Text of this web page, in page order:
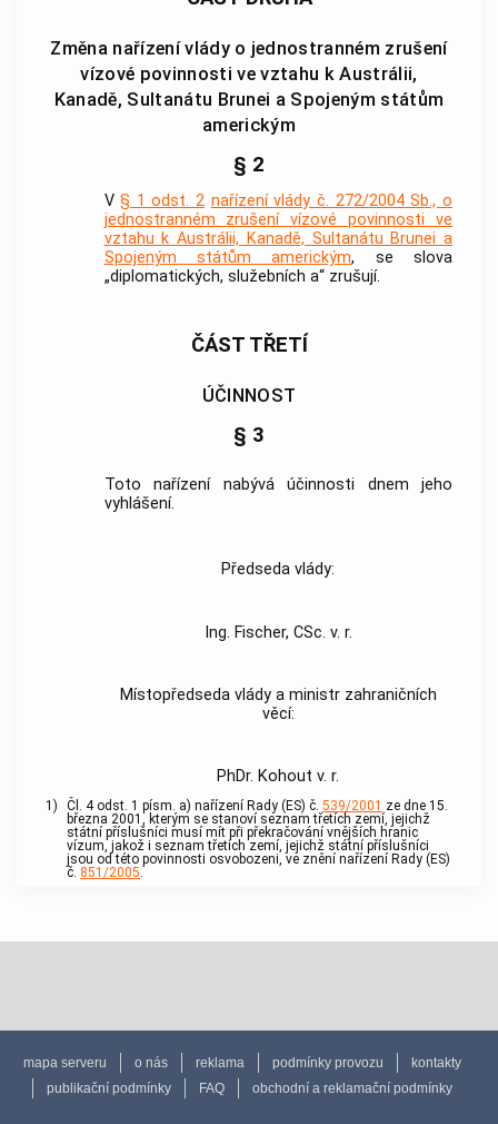
Změna nařízení vlády o jednostranném zrušení
vízové povinnosti ve vztahu k Austrálii,
Kanadě, Sultanátu Brunei a Spojeným státům
americkým
§ 2
V§ 1 odst. 2 nařízení vlády č. 272/2004 Sb., o
jednostranném zrušení vízové povinnosti ve
vztahu k Austrálii, Kanadě, Sultanátu Brunei a
Spojeným státům americkým, se slova
„diplomatických, služebních a“ zrušují.
ČÁST TŘETÍ
ÚČINNOST
§ 3
Toto nařízení nabývá účinnosti dnem jeho
vyhlášení.
Předseda vlády:
Ing. Fischer, CSc. v. r.
Místopředseda vlády a ministr zahraničních
věcí:
PhDr. Kohout v. r.
1) Čl. 4 odst. 1 písm. a) nařízení Rady (ES) č. 539/2001 ze dne 15.
března 2001, kterým se stanoví seznam třetích zemí, jejichž
státní příslušníci musí mít při překračování vnějších hranic
vízum, jakož i seznam třetích zemí, jejichž státní příslušníci
jsou od této povinnosti osvobozeni, ve znění nařízení Rady (ES)
č. 851/2005.
mapa serveru o nás reklama podmínky provozu
kontakty
publikační podmínky
FAQ obchodní a reklamační podmínky